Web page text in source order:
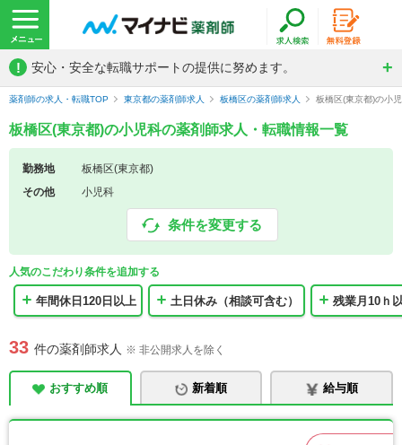
! 安心・安全な転職サポートの提供に努めます。
薬剤師の求人・転職TOP 東京都の薬剤師求人 板橋区の薬剤師求人 板橋区(東京都)の小
板橋区(東京都)の小児科の薬剤師求人・転職情報一覧
勤務地
板橋区(東京都)
その他
小児科
条件を変更する
人気のこだわり条件を追加する
年間休日120日以上 土日休み（相談可含む） 残業月10ｈ
33 件の薬剤師求人 ※ 非公開求人を除く
おすすめ順 新着順 給与順